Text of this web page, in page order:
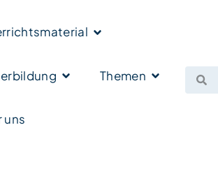
Themen
uns